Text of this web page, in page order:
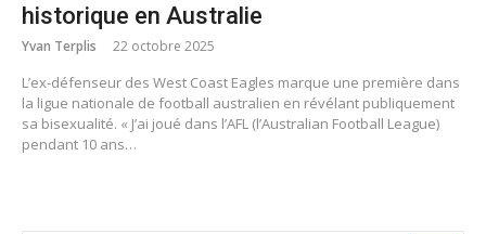
historique en Australie
Yvan Terplis 22 octobre 2025
L’ex-défenseur des West Coast Eagles marque une première dans
la ligue nationale de football australien en révélant publiquement
sa bisexualité. « J’ai joué dans l’AFL (l’Australian Football League)
pendant 10 ans…